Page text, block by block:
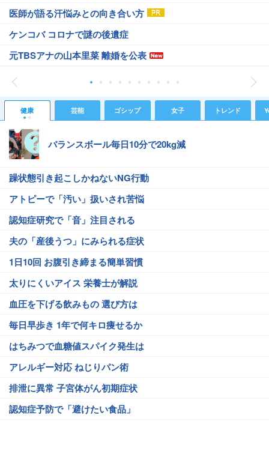
医師が語る汗悩みとの向き合い方
ケンコバ コロナで謎の後遺症
元TBSアナの山本里菜 離婚を公表
健康 芸能 ゴシップ 女子 トレンド
バランスボール毎日10分で20kg減
躁状態引き起こしかねないNG行動
アトピーで「汚い」扱いされ苦悩
認知症研究で「音」注目される
夫の「産後うつ」にみられる症状
1日10回 お腹引き締まる簡単習慣
太りにくいアイス 栄養士が解説
血圧を下げる飲みもの 選び方は
毎日早歩き 1年で何キロ痩せるか
はちみつで血糖値スパイク発生は
アレルギー対応 ねじりパン術
排泄に異常 子宮体がん初期症状
認知症予防で「避けたい食品」